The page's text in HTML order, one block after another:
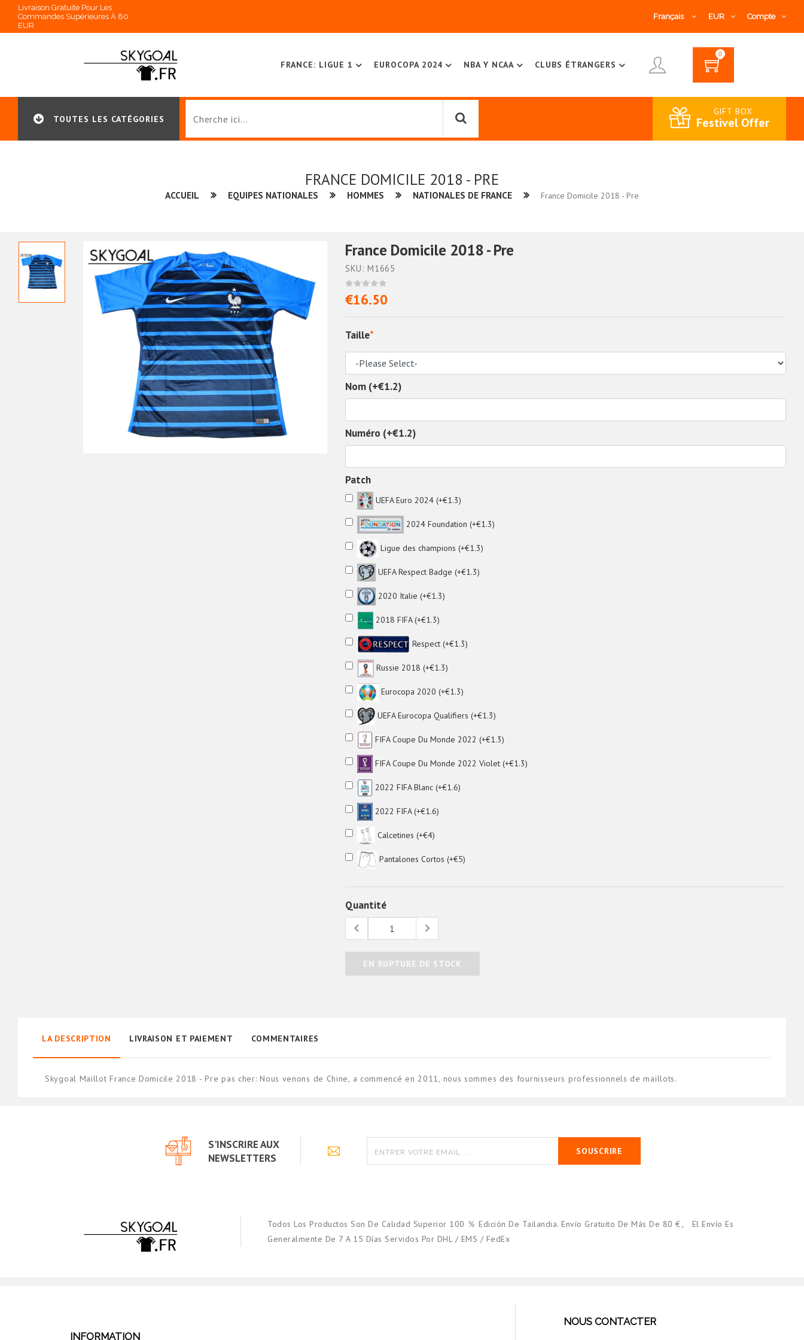
Livraison Gratuite Pour Les
Commandes Supérieures À 80
EUR
Français EUR Compte
FRANCE: LIGUE 1 EUROCOPA 2024 NBA Y NCAA CLUBS ÉTRANGERS
0
TOUTES LES CATÉGORIES
GIFT BOX
Festivel Offer
FRANCE DOMICILE 2018 - PRE
ACCUEIL EQUIPES NATIONALES HOMMES NATIONALES DE FRANCE France Domicile 2018 - Pre
France Domicile 2018 - Pre
SKU: M1665
€16.50
Taille*
Nom (+€1.2)
Numéro (+€1.2)
Patch
UEFA Euro 2024 (+€1.3)
2024 Foundation (+€1.3)
Ligue des champions (+€1.3)
UEFA Respect Badge (+€1.3)
2020 Italie (+€1.3)
2018 FIFA (+€1.3)
Respect (+€1.3)
Russie 2018 (+€1.3)
Eurocopa 2020 (+€1.3)
UEFA Eurocopa Qualifiers (+€1.3)
FIFA Coupe Du Monde 2022 (+€1.3)
FIFA Coupe Du Monde 2022 Violet (+€1.3)
2022 FIFA Blanc (+€1.6)
2022 FIFA (+€1.6)
Calcetines (+€4)
Pantalones Cortos (+€5)
Quantité
EN RUPTURE DE STOCK
LA DESCRIPTION LIVRAISON ET PAIEMENT COMMENTAIRES
Skygoal Maillot France Domicile 2018 - Pre pas cher: Nous venons de Chine, a commencé en 2011, nous sommes des fournisseurs professionnels de maillots.
S'INSCRIRE AUX
NEWSLETTERS
SOUSCRIRE
Todos Los Productos Son De Calidad Superior 100 ％ Edición De Tailandia. Envío Gratuito De Más De 80 €。 El Envío Es
Generalmente De 7 A 15 Días Servidos Por DHL / EMS / FedEx
INFORMATION
NOUS CONTACTER